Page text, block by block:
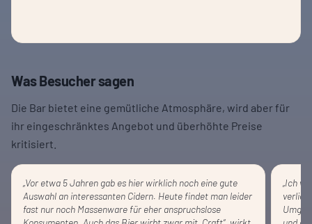
Was Besucher sagen
Die Bar bietet eine gemütliche Atmosphäre, wird aber für
ihr eingeschränktes Angebot und überhöhte Preise
kritisiert.
„Vor etwa 5 Jahren gab es hier wirklich noch eine gute
Auswahl an interessanten Cidern. Heute findet man leider
fast nur noch Massenware für eher anspruchslose
„Ich
verlief